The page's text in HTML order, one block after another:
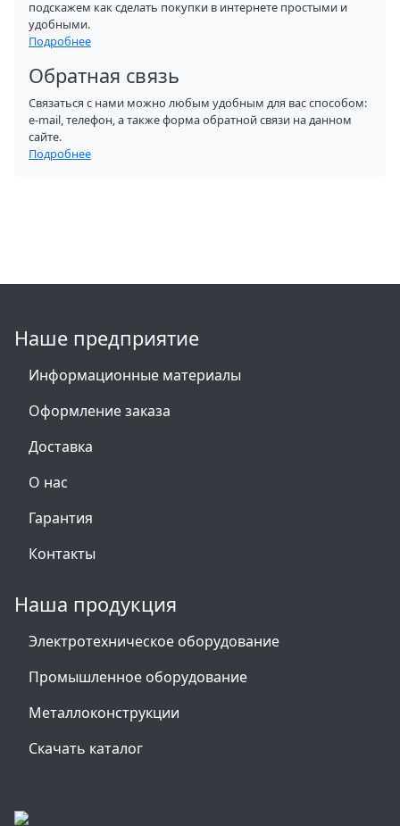
подскажем как сделать покупки в интернете простыми и
удобными.
Подробнее
Обратная связь
Связаться с нами можно любым удобным для вас способом:
e-mail, телефон, а также форма обратной связи на данном
сайте.
Подробнее
Наше предприятие
Информационные материалы
Оформление заказа
Доставка
О нас
Гарантия
Контакты
Наша продукция
Электротехническое оборудование
Промышленное оборудование
Металлоконструкции
Скачать каталог